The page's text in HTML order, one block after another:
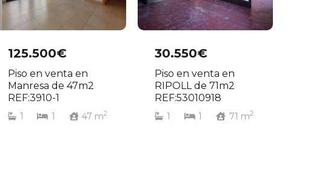
125.500€
Piso en venta en
Manresa de 47m2
REF:3910-1
1 1 47 m2
30.550€
Piso en venta en
RIPOLL de 71m2
REF:53010918
1 1 71 m2